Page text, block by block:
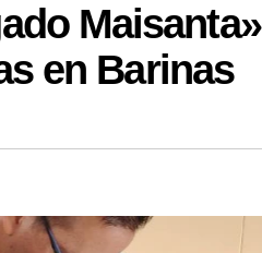
Maisanta»
en Barinas